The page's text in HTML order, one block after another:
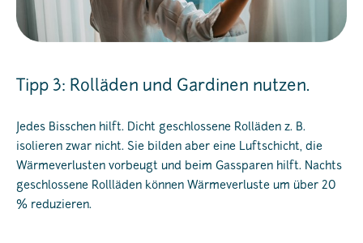
Tipp 3: Rolläden und Gardinen nutzen.
Jedes Bisschen hilft. Dicht geschlossene Rolläden z. B.
isolieren zwar nicht. Sie bilden aber eine Luftschicht, die
Wärmeverlusten vorbeugt und beim Gassparen hilft. Nachts
geschlossene Rollläden können Wärmeverluste um über 20
% reduzieren.